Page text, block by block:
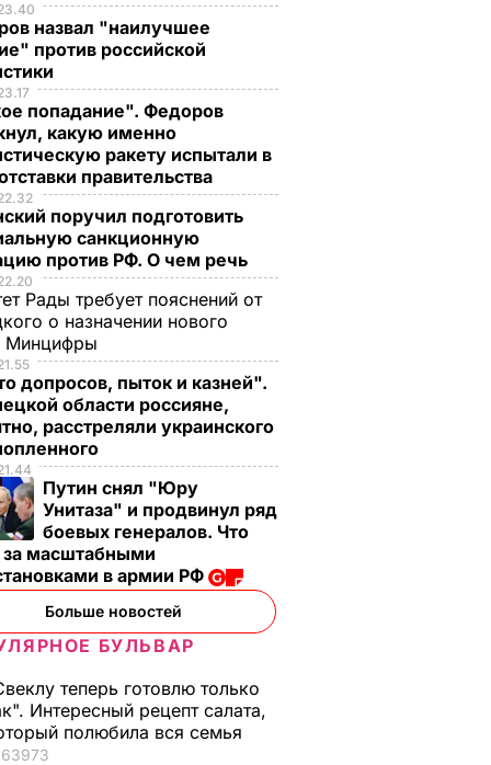
назвал "наилучшее
против российской
попадание". Федоров
какую именно
ракету испытали в
правительства
поручил подготовить
санкционную
против РФ. О чем речь
Рады требует пояснений от
о назначении нового
Минцифры
допросов, пыток и казней".
области россияне,
расстреляли украинского
Путин снял "Юру
Унитаза" и продвинул ряд
боевых генералов. Что
за масштабными
в армии РФ
Больше новостей
БУЛЬВАР
теперь готовлю только
Интересный рецепт салата,
полюбила вся семья
63973